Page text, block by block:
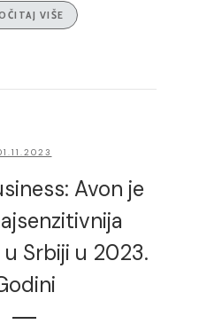
VIŠE
Avon je
Srbiji u 2023.